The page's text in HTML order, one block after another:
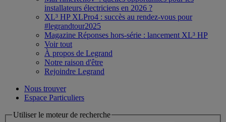
installateurs électriciens en 2026 ?
XL³ HP XLPro4 : succès au rendez-vous pour
#legrandtour2025
Magazine Réponses hors-série : lancement XL³ HP
Voir tout
À propos de Legrand
Notre raison d'être
Rejoindre Legrand
Nous trouver
Espace Particuliers
Utiliser le moteur de recherche